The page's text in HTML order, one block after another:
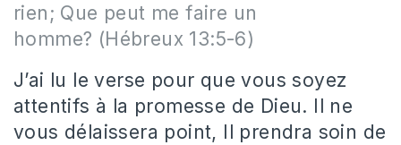
rien; Que peut me faire un
homme? (Hébreux 13:5-6)
J’ai lu le verse pour que vous soyez
attentifs à la promesse de Dieu. Il ne
vous délaissera point, Il prendra soin de